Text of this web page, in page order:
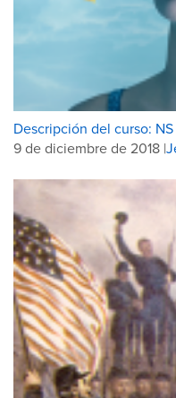
Descripción del curso:
9 de diciembre de 2018 |